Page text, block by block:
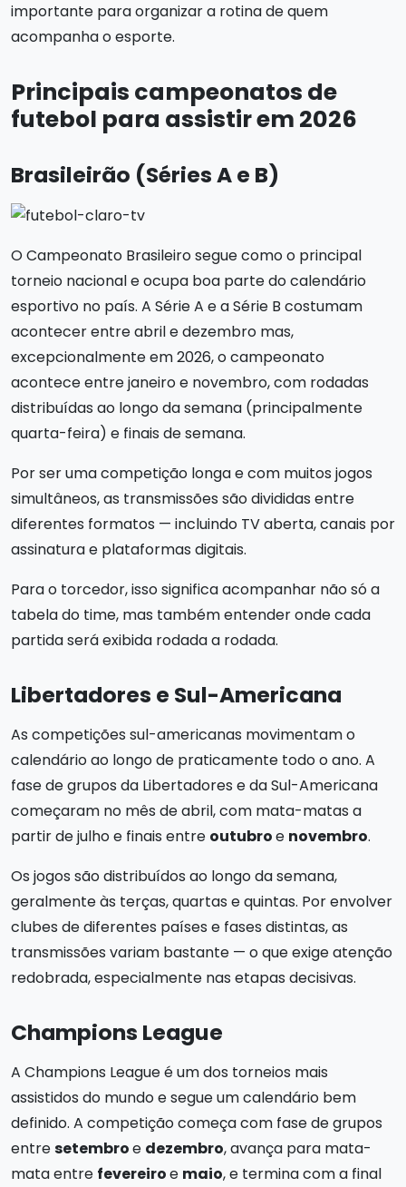
importante para organizar a rotina de quem
acompanha o esporte.
Principais campeonatos de
futebol para assistir em 2026
Brasileirão (Séries A e B)
O Campeonato Brasileiro segue como o principal
torneio nacional e ocupa boa parte do calendário
esportivo no país. A Série A e a Série B costumam
acontecer entre abril e dezembro mas,
excepcionalmente em 2026, o campeonato
acontece entre janeiro e novembro, com rodadas
distribuídas ao longo da semana (principalmente
quarta-feira) e finais de semana.
Por ser uma competição longa e com muitos jogos
simultâneos, as transmissões são divididas entre
diferentes formatos — incluindo TV aberta, canais por
assinatura e plataformas digitais.
Para o torcedor, isso significa acompanhar não só a
tabela do time, mas também entender onde cada
partida será exibida rodada a rodada.
Libertadores e Sul-Americana
As competições sul-americanas movimentam o
calendário ao longo de praticamente todo o ano. A
fase de grupos da Libertadores e da Sul-Americana
começaram no mês de abril, com mata-matas a
partir de julho e finais entre outubroe novembro.
Os jogos são distribuídos ao longo da semana,
geralmente às terças, quartas e quintas. Por envolver
clubes de diferentes países e fases distintas, as
transmissões variam bastante — o que exige atenção
redobrada, especialmente nas etapas decisivas.
Champions League
A Champions League é um dos torneios mais
assistidos do mundo e segue um calendário bem
definido. A competição começa com fase de grupos
entresetembroe dezembro, avança para mata-
mata entre fevereiroe maio, e termina com a final